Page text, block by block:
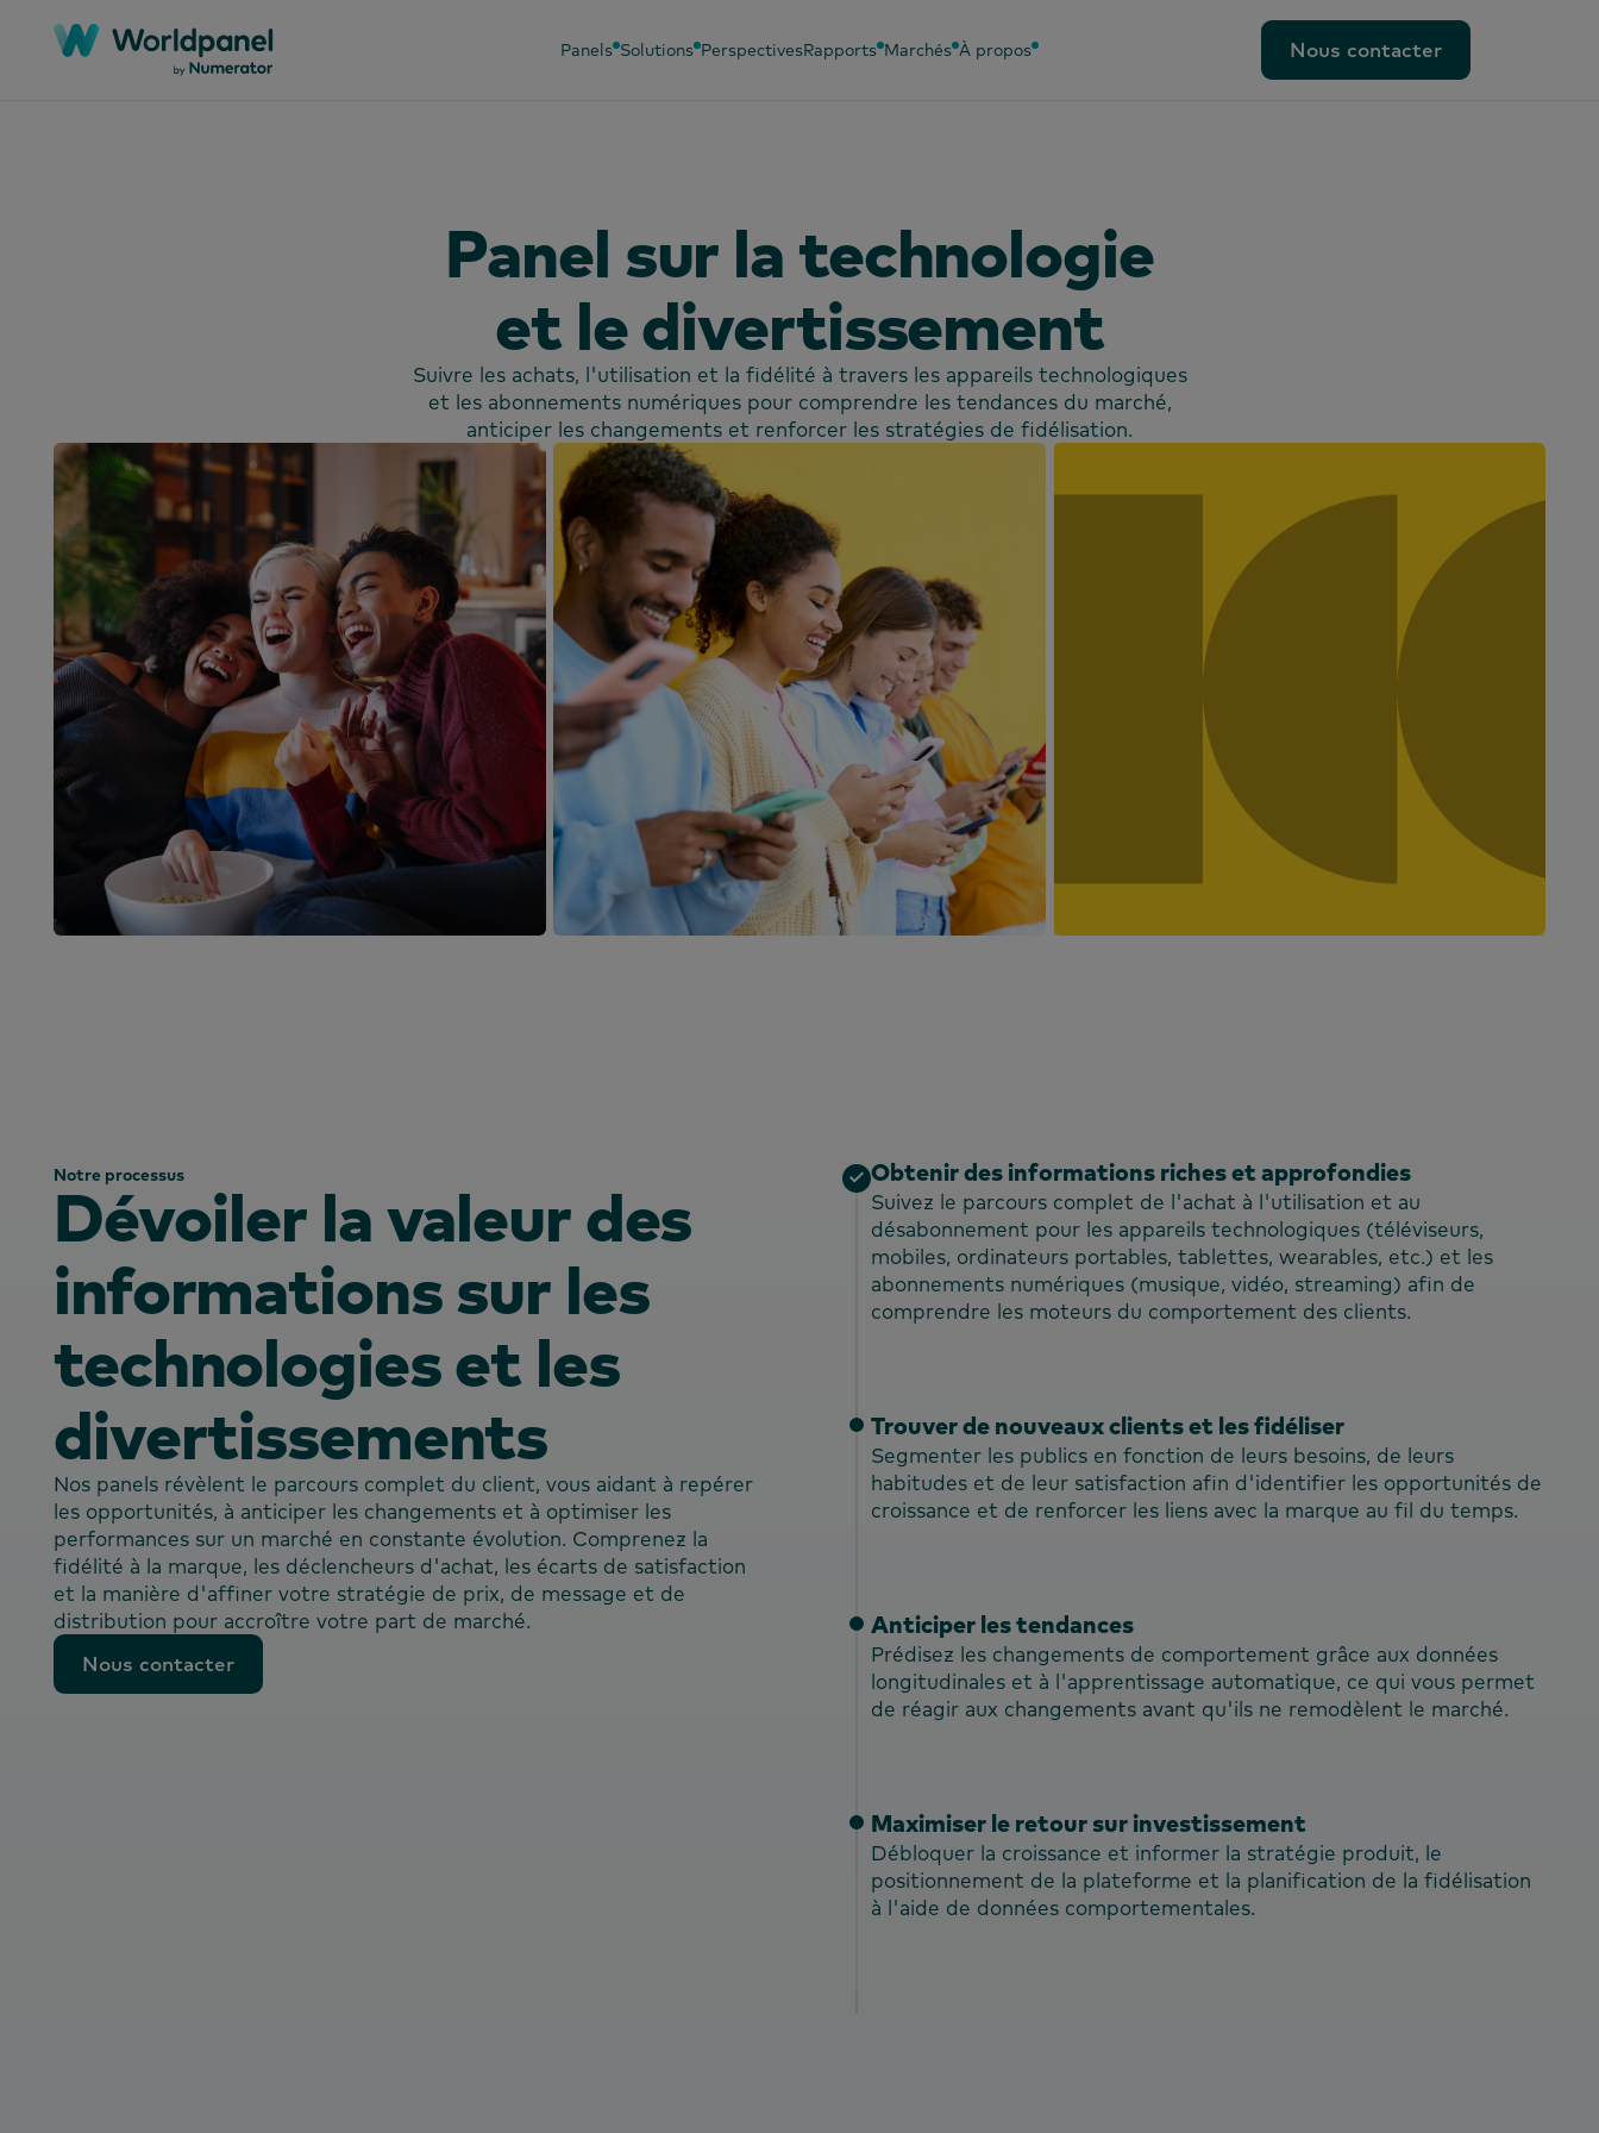
Panels Solutions PerspectivesRapports Marchés À propos
Nous contacter
Nous contacter
Panel sur la technologie
et le divertissement
Suivre les achats, l'utilisation et la fidélité à travers les appareils technologiques
et les abonnements numériques pour comprendre les tendances du marché,
anticiper les changements et renforcer les stratégies de fidélisation.
Notre processus
Dévoiler la valeur des
informations sur les
technologies et les
divertissements
Nos panels révèlent le parcours complet du client, vous aidant à repérer
les opportunités, à anticiper les changements et à optimiser les
performances sur un marché en constante évolution. Comprenez la
fidélité à la marque, les déclencheurs d'achat, les écarts de satisfaction
et la manière d'affiner votre stratégie de prix, de message et de
distribution pour accroître votre part de marché.
Nous contacter
Nous contacter
Obtenir des informations riches et approfondies
Suivez le parcours complet de l'achat à l'utilisation et au
désabonnement pour les appareils technologiques (téléviseurs,
mobiles, ordinateurs portables, tablettes, wearables, etc.) et les
abonnements numériques (musique, vidéo, streaming) afin de
comprendre les moteurs du comportement des clients.
Trouver de nouveaux clients et les fidéliser
Segmenter les publics en fonction de leurs besoins, de leurs
habitudes et de leur satisfaction afin d'identifier les opportunités de
croissance et de renforcer les liens avec la marque au fil du temps.
Anticiper les tendances
Prédisez les changements de comportement grâce aux données
longitudinales et à l'apprentissage automatique, ce qui vous permet
de réagir aux changements avant qu'ils ne remodèlent le marché.
Maximiser le retour sur investissement
Débloquer la croissance et informer la stratégie produit, le
positionnement de la plateforme et la planification de la fidélisation
à l'aide de données comportementales.